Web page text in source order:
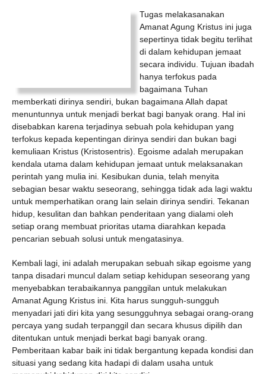
Tugas melakasanakan
Amanat Agung Kristus ini juga
sepertinya tidak begitu terlihat
di dalam kehidupan jemaat
secara individu. Tujuan ibadah
hanya terfokus pada
bagaimana Tuhan
memberkati dirinya sendiri, bukan bagaimana Allah dapat
menuntunnya untuk menjadi berkat bagi banyak orang. Hal ini
disebabkan karena terjadinya sebuah pola kehidupan yang
terfokus kepada kepentingan dirinya sendiri dan bukan bagi
kemuliaan Kristus (Kristosentris). Egoisme adalah merupakan
kendala utama dalam kehidupan jemaat untuk melaksanakan
perintah yang mulia ini. Kesibukan dunia, telah menyita
sebagian besar waktu seseorang, sehingga tidak ada lagi waktu
untuk memperhatikan orang lain selain dirinya sendiri. Tekanan
hidup, kesulitan dan bahkan penderitaan yang dialami oleh
setiap orang membuat prioritas utama diarahkan kepada
pencarian sebuah solusi untuk mengatasinya.
Kembali lagi, ini adalah merupakan sebuah sikap egoisme yang
tanpa disadari muncul dalam setiap kehidupan seseorang yang
menyebabkan terabaikannya panggilan untuk melakukan
Amanat Agung Kristus ini. Kita harus sungguh-sungguh
menyadari jati diri kita yang sesungguhnya sebagai orang-orang
percaya yang sudah terpanggil dan secara khusus dipilih dan
ditentukan untuk menjadi berkat bagi banyak orang.
Pemberitaan kabar baik ini tidak bergantung kepada kondisi dan
situasi yang sedang kita hadapi di dalam usaha untuk